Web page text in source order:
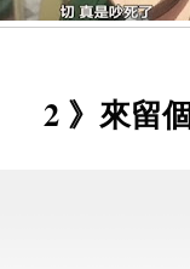
2 》來留